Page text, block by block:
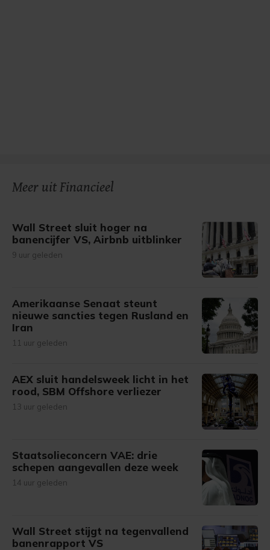
Meer uit Financieel
Wall Street sluit hoger na
banencijfer VS, Airbnb uitblinker
9 uur geleden
Amerikaanse Senaat steunt
nieuwe sancties tegen Rusland en
Iran
11 uur geleden
AEX sluit handelsweek licht in het
rood, SBM Offshore verliezer
13 uur geleden
Staatsolieconcern VAE: drie
schepen aangevallen deze week
14 uur geleden
Wall Street stijgt na tegenvallend
banenrapport VS